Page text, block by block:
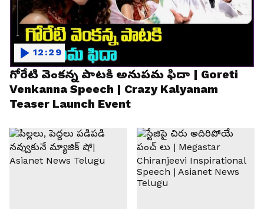
గోరేటి వెంకన్న పాటకి అనుపమ ఫిదా | Goreti
Venkanna Speech | Crazy Kalyanam
Teaser Launch Event
12:29